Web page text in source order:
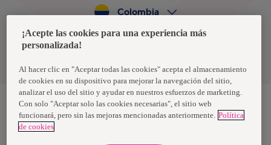
Política de privacidad de datos
Colombia
Nosotras, una marca de Essity - una compañía global líder en
higiene y salud. Cada día, mil millones de personas, en todo el
¡Acepte las cookies para una experiencia más
personalizada!
Al hacer clic en "Aceptar todas las cookies" acepta el almacenamiento
de cookies en su dispositivo para mejorar la navegación del sitio,
analizar el uso del sitio y ayudar en nuestros esfuerzos de marketing.
Con solo "Aceptar solo las cookies necesarias", el sitio web
funcionará, pero sin las mejoras mencionadas anteriormente. Política
de cookies